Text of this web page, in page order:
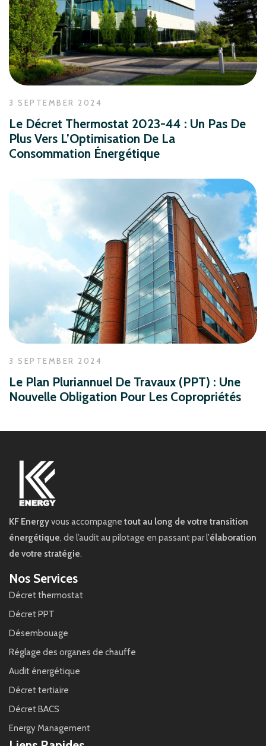
3 SEPTEMBER 2024
Le Décret Thermostat 2023-44 : Un Pas De
Plus Vers L’Optimisation De La
Consommation Énergétique
3 SEPTEMBER 2024
Le Plan Pluriannuel De Travaux (PPT) : Une
Nouvelle Obligation Pour Les Copropriétés
KF Energyvous accompagne tout au long de votre transition
énergétique, de l’audit au pilotage en passant par l’élaboration
de votre stratégie.
Nos Services
Décret thermostat
Décret PPT
Désembouage
Réglage des organes de chauffe
Audit énergétique
Décret tertiaire
Décret BACS
Energy Management